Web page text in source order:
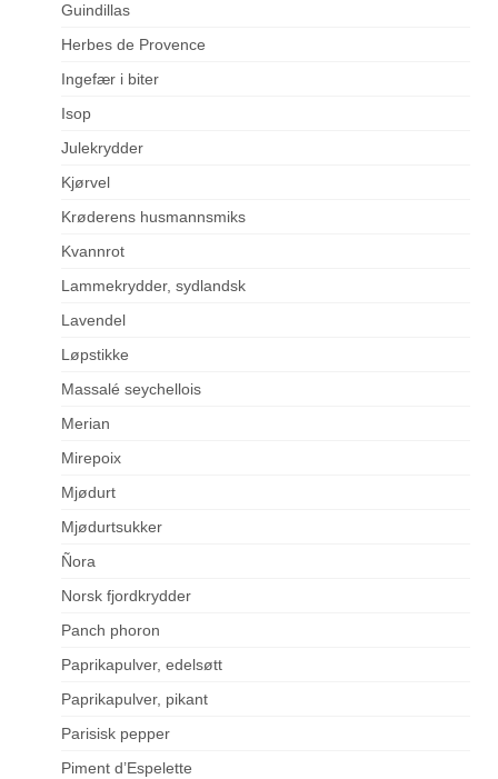
Guindillas
Herbes de Provence
Ingefær i biter
Isop
Julekrydder
Kjørvel
Krøderens husmannsmiks
Kvannrot
Lammekrydder, sydlandsk
Lavendel
Løpstikke
Massalé seychellois
Merian
Mirepoix
Mjødurt
Mjødurtsukker
Ñora
Norsk fjordkrydder
Panch phoron
Paprikapulver, edelsøtt
Paprikapulver, pikant
Parisisk pepper
Piment d’Espelette